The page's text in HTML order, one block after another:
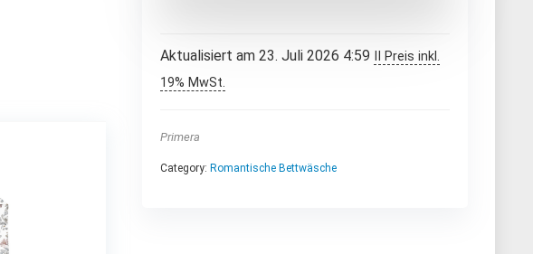
Aktualisiert am 23. Juli 2026 4:59
II Preis inkl.
19% MwSt.
Primera
Category: Romantische Bettwäsche